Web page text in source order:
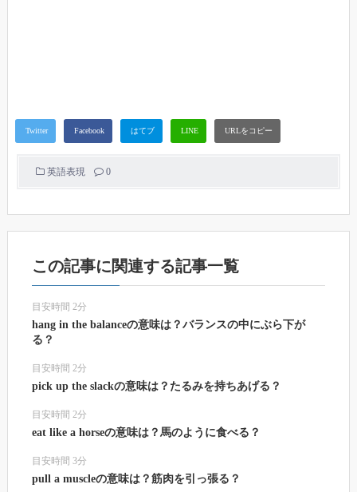
英語表現 0
この記事に関連する記事一覧
目安時間 2分
hang in the balanceの意味は？バランスの中にぶら下が
る？
目安時間 2分
pick up the slackの意味は？たるみを持ちあげる？
目安時間 2分
eat like a horseの意味は？馬のように食べる？
目安時間 3分
pull a muscleの意味は？筋肉を引っ張る？